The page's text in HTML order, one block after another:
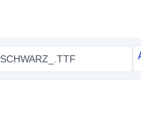
SCHWARZ_.TTF